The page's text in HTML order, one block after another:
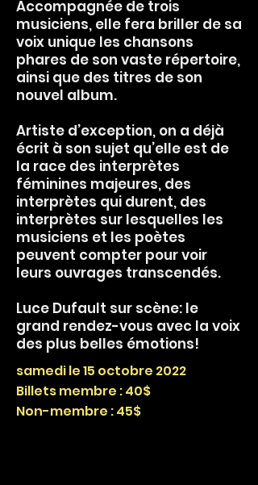
Accompagnée de trois
musiciens, elle fera briller de sa
voix unique les chansons
phares de son vaste répertoire,
ainsi que des titres de son
nouvel album.
Artiste d’exception, on a déjà
écrit à son sujet qu’elle est de
la race des interprètes
féminines majeures, des
interprètes qui durent, des
interprètes sur lesquelles les
musiciens et les poètes
peuvent compter pour voir
leurs ouvrages transcendés.
Luce Dufault sur scène: le
grand rendez-vous avec la voix
des plus belles émotions!
samedi le 15 octobre 2022
Billets membre : 40$
Non-membre : 45$